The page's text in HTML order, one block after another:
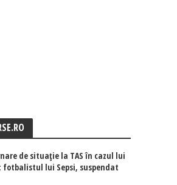
de situație la TAS în cazul lui
fotbalistul lui Sepsi, suspendat